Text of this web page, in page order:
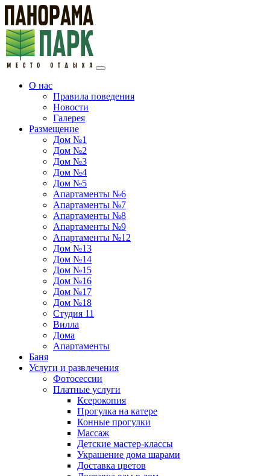
О нас
Правила поведения
Новости
Галерея
Размещение
Дом №1
Дом №2
Дом №3
Дом №4
Дом №5
Апартаменты №6
Апартаменты №7
Апартаменты №8
Апартаменты №9
Апартаменты №12
Дом №13
Дом №14
Дом №15
Дом №16
Дом №17
Дом №18
Студия 11
Вилла
Дома
Апартаменты
Баня
Услуги и развлечения
Фотосессии
Платные услуги
Ксерокопия
Прогулка на катере
Конные прогулки
Массаж
Детские мастер-классы
Украшение дома шарами
Доставка цветов